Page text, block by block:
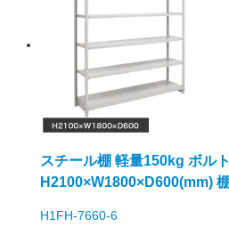
スチール棚 軽量150kg ボル
H2100×W1800×D600(mm)
H1FH-7660-6